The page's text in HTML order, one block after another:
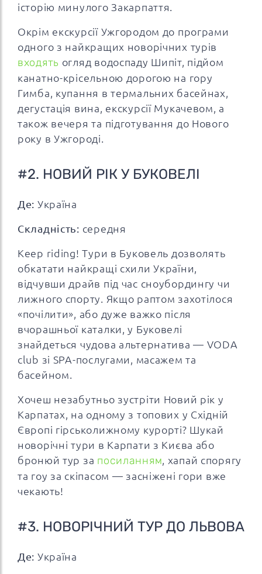
історію минулого Закарпаття.
Окрім екскурсії Ужгородом до програми
одного з найкращих новорічних турів
входять огляд водоспаду Шипіт, підйом
канатно-крісельною дорогою на гору
Гимба, купання в термальних басейнах,
дегустація вина, екскурсії Мукачевом, а
також вечеря та підготування до Нового
року в Ужгороді.
#2. НОВИЙ РІК У БУКОВЕЛІ
Де: Україна
Складність: середня
Keep riding! Тури в Буковель дозволять
обкатати найкращі схили України,
відчувши драйв під час сноубордингу чи
лижного спорту. Якщо раптом захотілося
«почілити», або дуже важко після
вчорашньої каталки, у Буковелі
знайдеться чудова альтернатива — VODA
club зі SPA-послугами, масажем та
басейном.
Хочеш незабутньо зустріти Новий рік у
Карпатах, на одному з топових у Східній
Європі гірськолижному курорті? Шукай
новорічні тури в Карпати з Києва або
бронюй тур за посиланням , хапай спорягу
та гоу за скіпасом — засніжені гори вже
чекають!
#3. НОВОРІЧНИЙ ТУР ДО ЛЬВОВА
Де: Україна